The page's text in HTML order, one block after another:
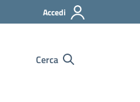
Accedi
Cerca